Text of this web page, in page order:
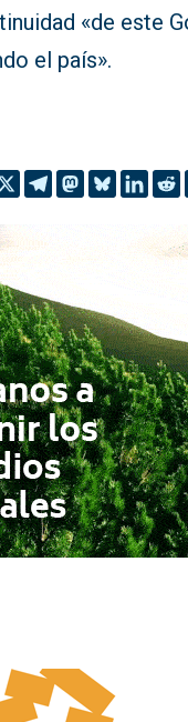
«de este
el país».